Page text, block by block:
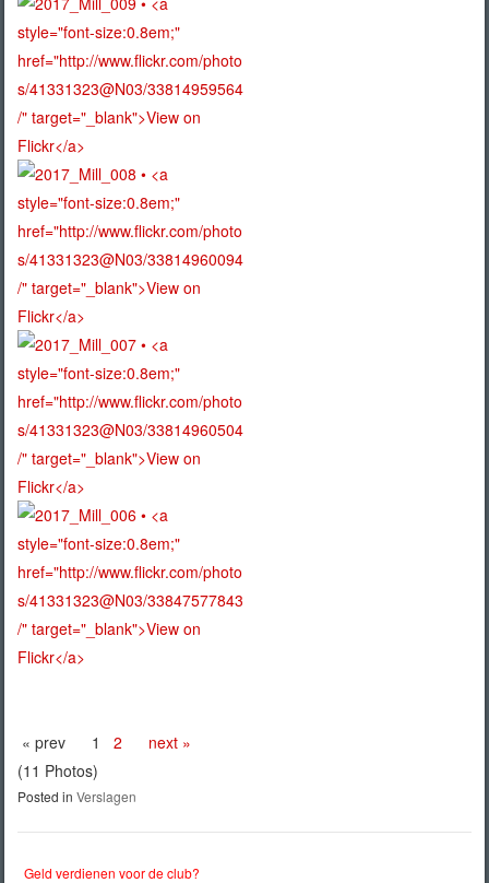
« prev 1 2
next »
(11 Photos)
Posted in Verslagen
Geld verdienen voor de club?